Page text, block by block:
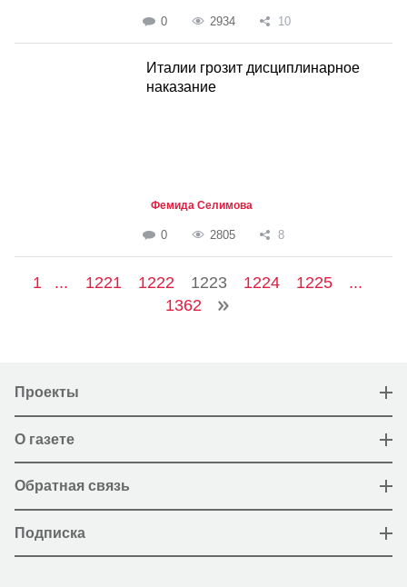
0 2934 10
Италии грозит дисциплинарное
наказание
Фемида Селимова
0 2805 8
1 ... 1221 1222 1223 1224 1225
...
1362
Проекты
О газете
Обратная связь
Подписка